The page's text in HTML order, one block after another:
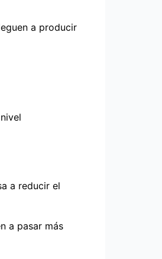
a producir
a reducir el
a pasar más